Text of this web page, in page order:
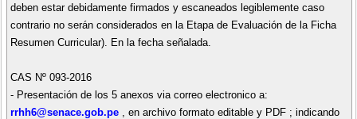
deben estar debidamente firmados y escaneados legiblemente caso
contrario no serán considerados en la Etapa de Evaluación de la Ficha
Resumen Curricular). En la fecha señalada.
CAS Nº 093-2016
- Presentación de los 5 anexos via correo electronico a:
rrhh6@senace.gob.pe, en archivo formato editable y PDF ; indicando